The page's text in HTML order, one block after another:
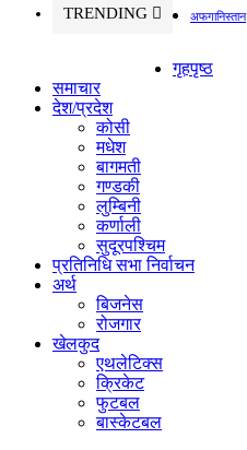
TRENDING अफगानिस्तान
गृहपृष्ठ
समाचार
देश/प्रदेश
कोसी
मधेश
बागमती
गण्डकी
लुम्बिनी
कर्णाली
सुदूरपश्चिम
प्रतिनिधि सभा निर्वाचन
अर्थ
बिजनेस
रोजगार
खेलकुद
एथलेटिक्स
क्रिकेट
फुटबल
बास्केटबल